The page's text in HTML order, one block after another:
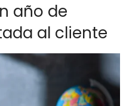
año de
al cliente